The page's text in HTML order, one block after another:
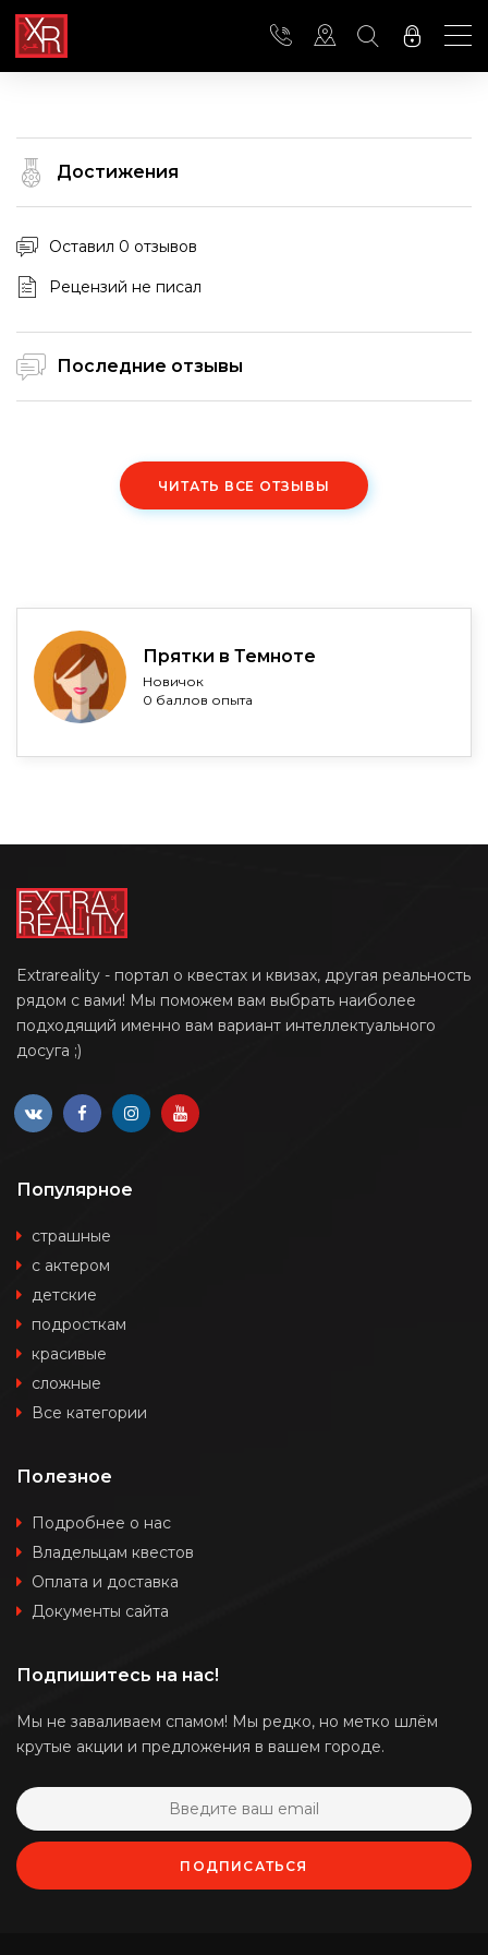
Достижения
Оставил 0 отзывов
Рецензий не писал
Последние отзывы
ЧИТАТЬ ВСЕ ОТЗЫВЫ
Прятки в Темноте
Новичок
0 баллов опыта
Extrareality - портал о квестах и квизах, другая реальность
рядом с вами! Мы поможем вам выбрать наиболее
подходящий именно вам вариант интеллектуального
досуга ;)
Популярное
страшные
с актером
детские
подросткам
красивые
сложные
Все категории
Полезное
Подробнее о нас
Владельцам квестов
Оплата и доставка
Документы сайта
Подпишитесь на нас!
Мы не заваливаем спамом! Мы редко, но метко шлём
крутые акции и предложения в вашем городе.
ПОДПИСАТЬСЯ